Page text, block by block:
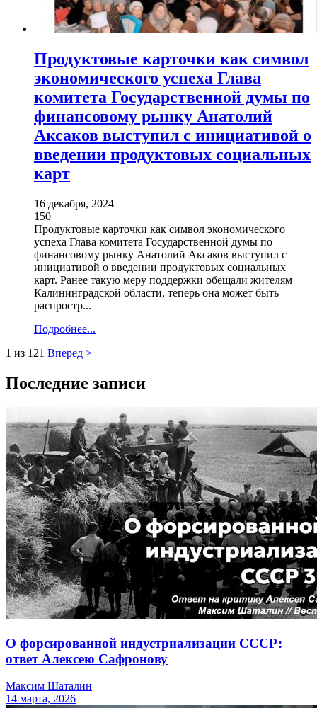
Продуктовые карточки как символ
экономического успеха Глава
комитета Государственной думы по
финансовому рынку Анатолий
Аксаков выступил с инициативой о
введении продуктовых социальных
карт
16 декабря, 2024
150
Продуктовые карточки как символ экономического
успеха Глава комитета Государственной думы по
финансовому рынку Анатолий Аксаков выступил с
инициативой о введении продуктовых социальных
карт. Ранее такую меру поддержки обещали жителям
Калининградской области, теперь она может быть
распростр...
Подробнее...
1 из 121 Вперед >
Последние записи
О форсированной индустриализации СССР:
ответ Алексею Сафронову
Максим Шаталин
14 марта, 2026